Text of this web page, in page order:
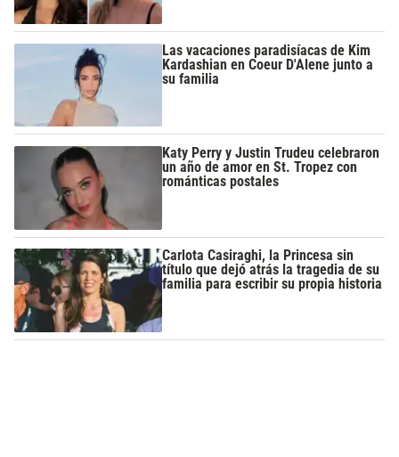
Las vacaciones paradisíacas de Kim
Kardashian en Coeur D'Alene junto a
su familia
Katy Perry y Justin Trudeu celebraron
un año de amor en St. Tropez con
románticas postales
Carlota Casiraghi, la Princesa sin
título que dejó atrás la tragedia de su
familia para escribir su propia historia